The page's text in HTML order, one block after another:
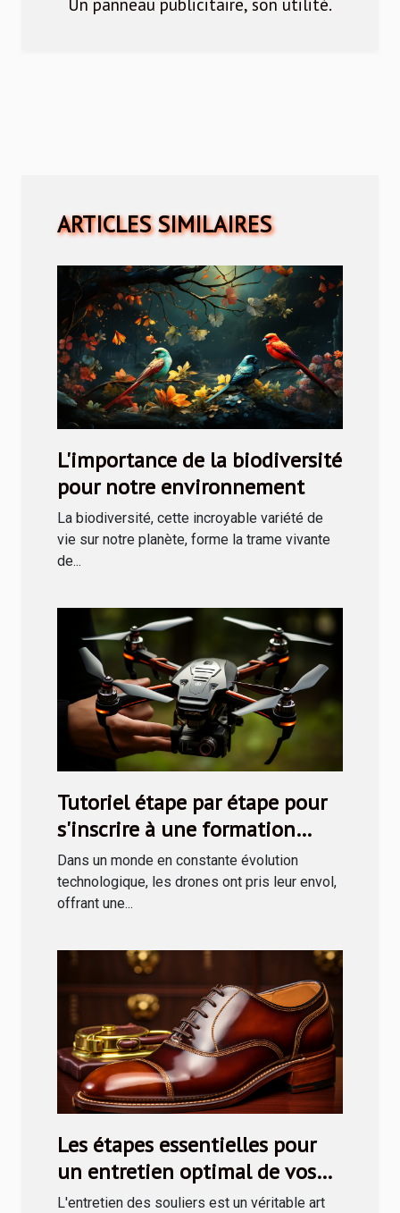
ARTICLES SIMILAIRES
L'importance de la biodiversité
pour notre environnement
La biodiversité, cette incroyable variété de
vie sur notre planète, forme la trame vivante
de...
Tutoriel étape par étape pour
s'inscrire à une formation
drone via le CPF
Dans un monde en constante évolution
technologique, les drones ont pris leur envol,
offrant une...
Les étapes essentielles pour
un entretien optimal de vos
souliers avec un kit de cirage
L'entretien des souliers est un véritable art